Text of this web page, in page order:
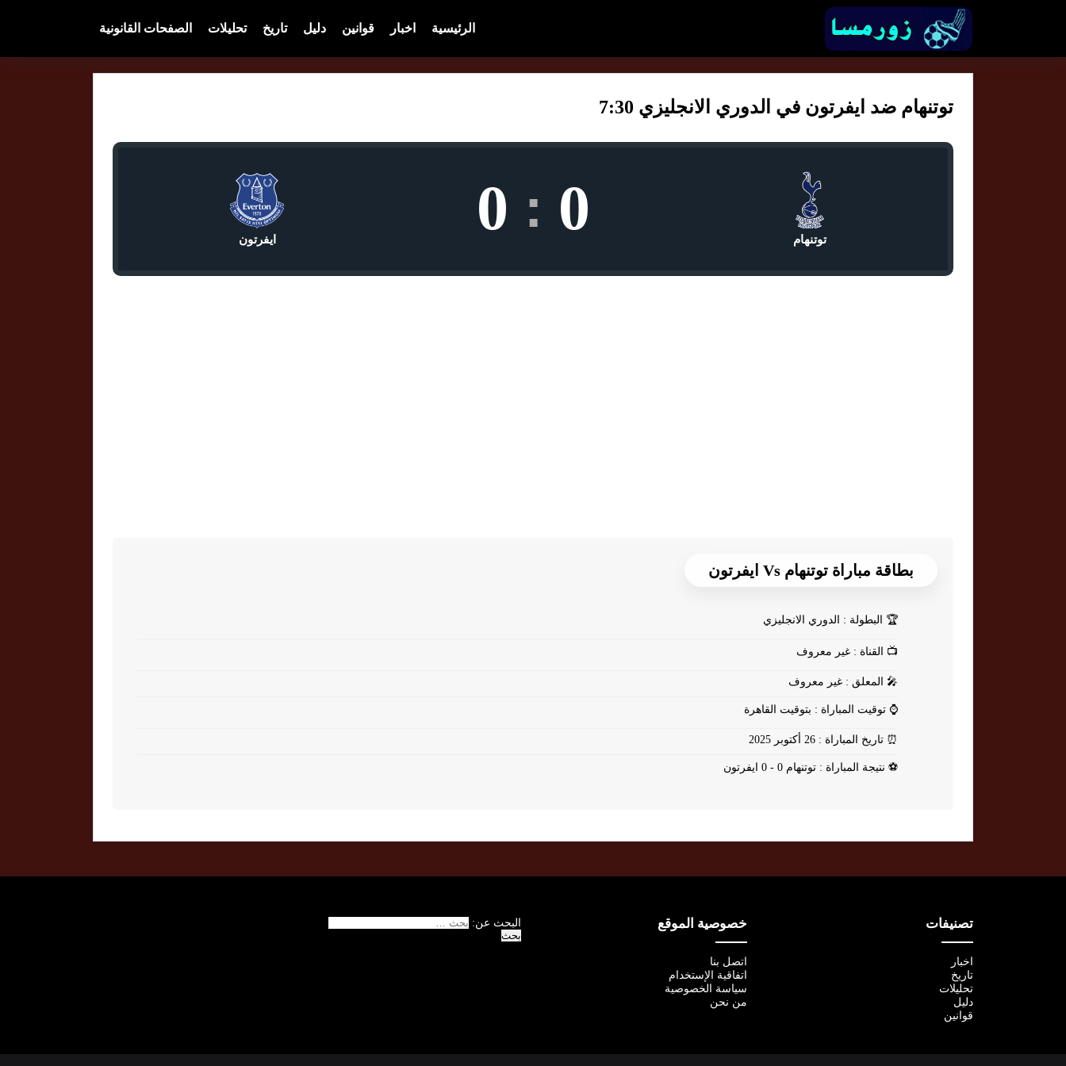
الرئيسية اخبار قوانين دليل تاريخ تحليلات الصفحات القانونية
توتنهام ضد ايفرتون في الدوري الانجليزي 7:30
توتنهام 0
:
0 ايفرتون
بطاقة مباراة توتنهام Vs ايفرتون
🏆 البطولة : الدوري الانجليزي
📺 القناة : غير معروف
🎤 المعلق : غير معروف
⌚ توقيت المباراة : بتوقيت القاهرة
⏰ تاريخ المباراة : 26 أكتوبر 2025
⚽ نتيجة المباراة : توتنهام 0 - 0 ايفرتون
تصنيفات
اخبار
تاريخ
تحليلات
دليل
قوانين
خصوصية الموقع
اتصل بنا
اتفاقية الإستخدام
سياسة الخصوصية
من نحن
البحث عن: